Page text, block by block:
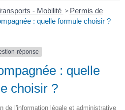
- Mobilité > Permis de
: quelle formule choisir ?
réponse
: quelle
choisir ?
de l'information légale et administrative